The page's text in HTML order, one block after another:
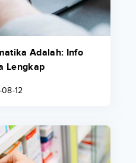
Adalah: Info
Lengkap
12